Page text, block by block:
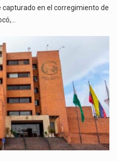
capturado en el corregimiento de